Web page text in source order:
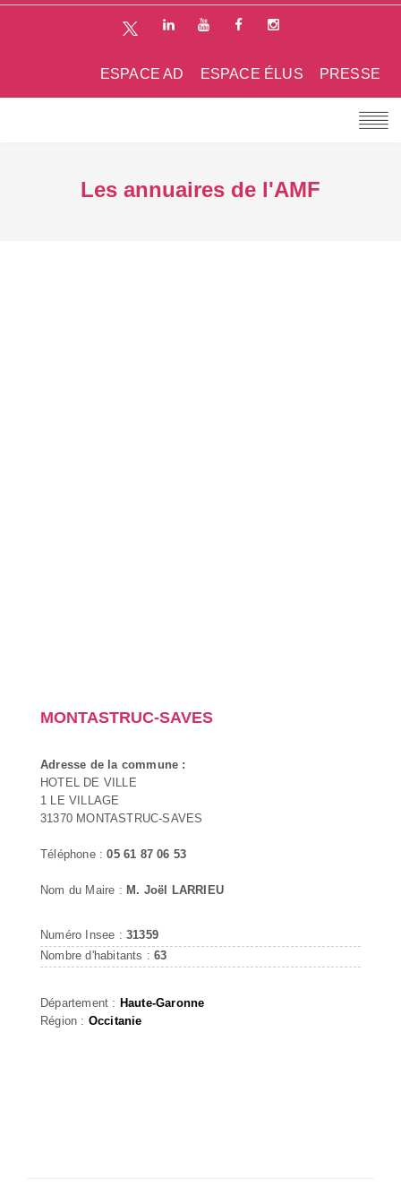
PRESSE
ESPACE ÉLUS
ESPACE AD
Les annuaires de l'AMF
MONTASTRUC-SAVES
Adresse de la commune :
HOTEL DE VILLE
1 LE VILLAGE
31370 MONTASTRUC-SAVES
Téléphone :05 61 87 06 53
Nom du Maire : M. Joël LARRIEU
Numéro Insee : 31359
Nombre d'habitants :63
Département : Haute-Garonne
Région : Occitanie